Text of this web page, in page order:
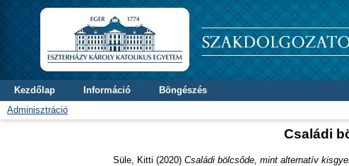
Kezdőlap Információ
Böngészés
Adminisztráció
Családi
Süle, Kitti (2020) Családi bölcsőde, mint alternatív